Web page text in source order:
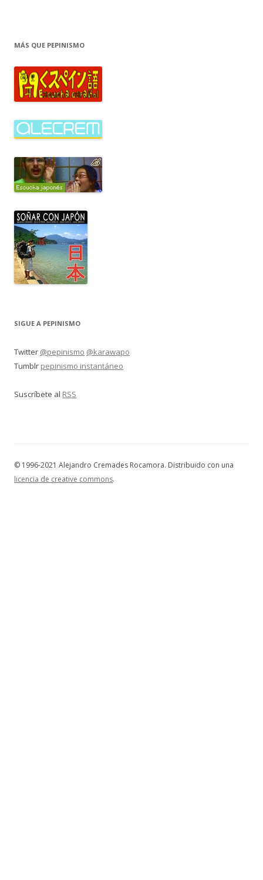
MÁS QUE PEPINISMO
SIGUE A PEPINISMO
Twitter @pepinismo @karawapo
Tumblr pepinismo instantáneo
Suscríbete al RSS
© 1996-2021 Alejandro Cremades Rocamora. Distribuido con una
licencia de creative commons.